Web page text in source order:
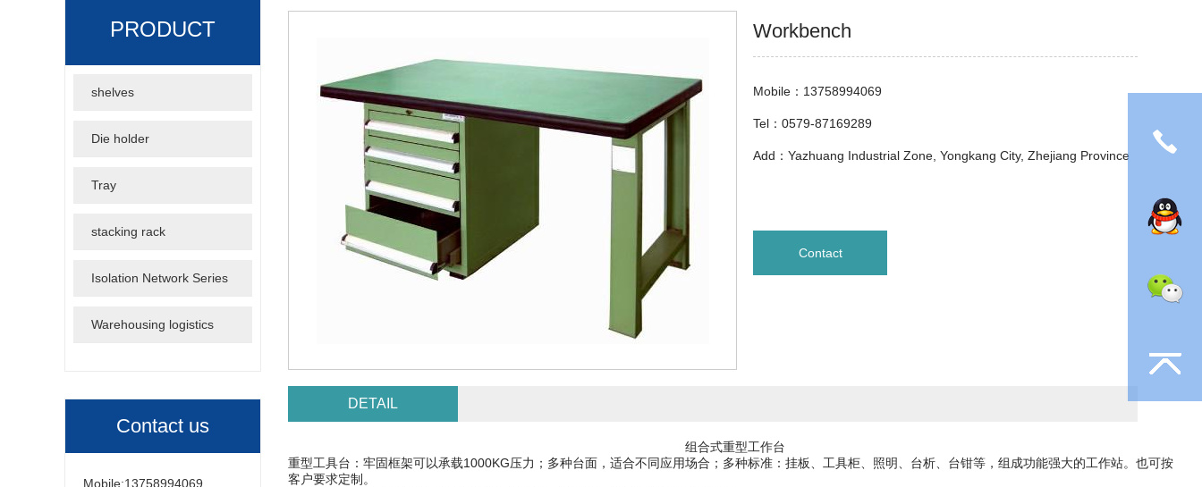
PRODUCT
CENTER
shelves
Die holder
Tray
stacking rack
Isolation Network Series
Warehousing logistics
Contact us
Mobile:13758994069
Workbench
Mobile：13758994069
Tel：0579-87169289
Add：Yazhuang Industrial Zone, Yongkang City, Zhejiang Province
Contact
DETAIL
组合式重型工作台
重型工具台：牢固框架可以承载1000KG压力；多种台面，适合不同应用场合；多种标准：挂板、工具柜、照明、台析、台钳等，组成功能强大的工作站。也可按
客户要求定制。